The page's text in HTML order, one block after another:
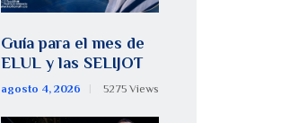
Guía para el mes de
ELUL y las SELIJOT
agosto 4, 2026 5275 Views